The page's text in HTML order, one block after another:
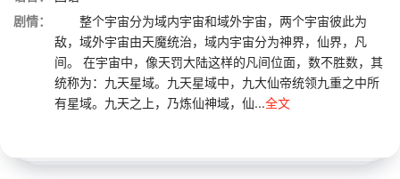
剧情：
整个宇宙分为域内宇宙和域外宇宙，两个宇宙彼此为
敌，域外宇宙由天魔统治，域内宇宙分为神界，仙界，凡
间。 在宇宙中，像天罚大陆这样的凡间位面，数不胜数，其
统称为：九天星域。九天星域中，九大仙帝统领九重之中所
有星域。九天之上，乃炼仙神域，仙...全文